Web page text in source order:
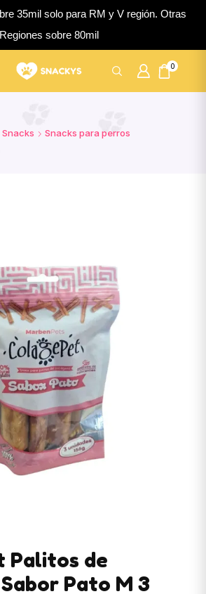
35mil solo para RM y V región. Otras
Regiones sobre 80mil
0
Snacks Snacks para perros
Palitos de
Pato M 3